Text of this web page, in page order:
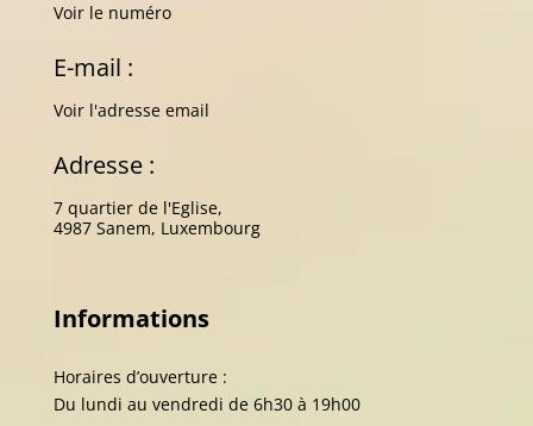
Voir le numéro
E-mail :
Voir l'adresse email
Adresse :
7 quartier de l'Eglise,
4987 Sanem, Luxembourg
Informations
Horaires d’ouverture :
Du lundi au vendredi de 6h30 à 19h00